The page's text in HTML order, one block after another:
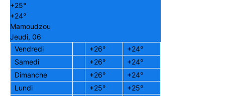
+25°
+24°
Mamoudzou
Jeudi, 06
Vendredi
+26° +24°
Samedi
+26° +24°
Dimanche
+26° +24°
Lundi
+25° +25°